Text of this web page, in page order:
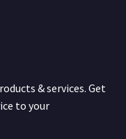
& services. Get
to your